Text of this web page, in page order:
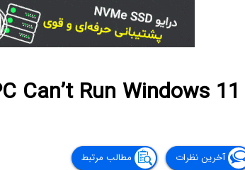
آخرین نظرات مطالب مرتبط